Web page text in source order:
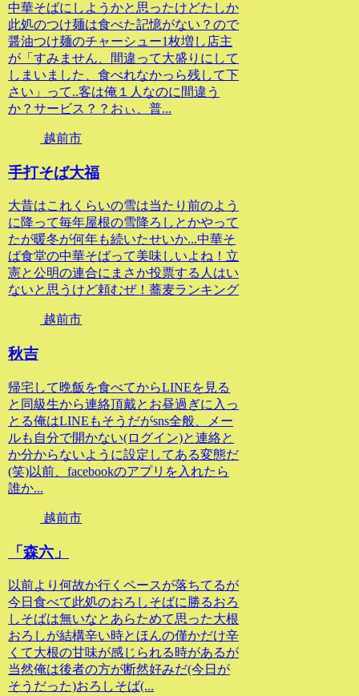
中華そばにしようかと思ったけどたしか
此処のつけ麺は食べた記憶がない？ので
醤油つけ麺のチャーシュー1枚増し店主
が「すみません、間違って大盛りにして
しまいました、食べれなかっら残して下
さい」って..客は俺１人なのに間違う
か？サービス？？おぃ、普...
越前市
手打そば大福
大昔はこれくらいの雪は当たり前のよう
に降って毎年屋根の雪降ろしとかやって
たが暖冬が何年も続いたせいか...中華そ
ば食堂の中華そばって美味しいよね！立
憲と公明の連合にまさか投票する人はい
ないと思うけど頼むぜ！蕎麦ランキング
越前市
秋吉
帰宅して晩飯を食べてからLINEを見る
と同級生から連絡頂戴とお昼過ぎに入っ
とる俺はLINEもそうだがsns全般、メー
ルも自分で開かない(ログイン)と連絡と
か分からないように設定してある変態だ
(笑)以前、facebookのアプリを入れたら
誰か...
越前市
「森六」
以前より何故か行くペースが落ちてるが
今日食べて此処のおろしそばに勝るおろ
しそばは無いなとあらためて思った大根
おろしが結構辛い時とほんの僅かだけ辛
くて大根の甘味が感じられる時があるが
当然俺は後者の方が断然好みだ(今日が
そうだった)おろしそば(...